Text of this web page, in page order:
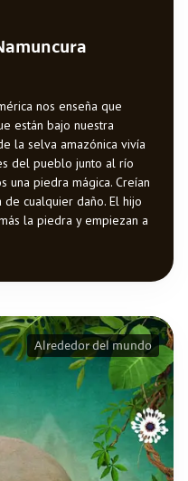
nos enseña que
están bajo nuestra
la selva amazónica vivía
del pueblo junto al río
una piedra mágica. Creían
cualquier daño. El hijo
la piedra y empiezan a
Alrededor del mundo